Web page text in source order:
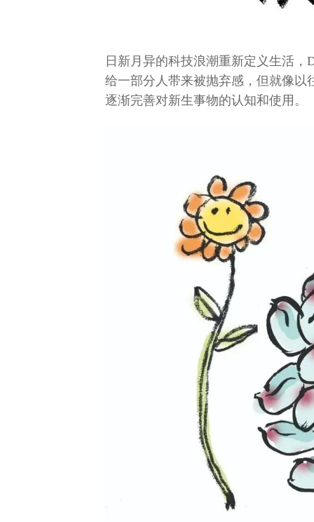
日新月异的科技浪潮重新定义生活，
给一部分人带来被抛弃感，但就像
逐渐完善对新生事物的认知和使用。